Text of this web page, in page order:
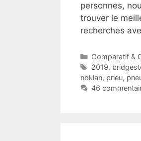
personnes,
trouver le
recherches
Catégories
Comparatif &
Étiquettes
2019,
nokian, pneu,
46